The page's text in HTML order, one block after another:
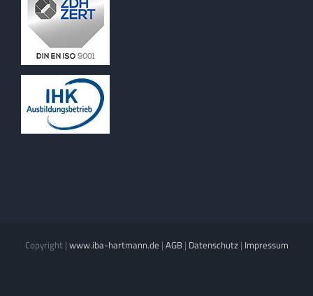
Copyright | www.iba-hartmann.de | AGB| Datenschutz| Impressum